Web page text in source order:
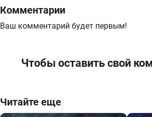
Комментарии
Ваш комментарий будет первым!
Чтобы оставить свой
Читайте еще